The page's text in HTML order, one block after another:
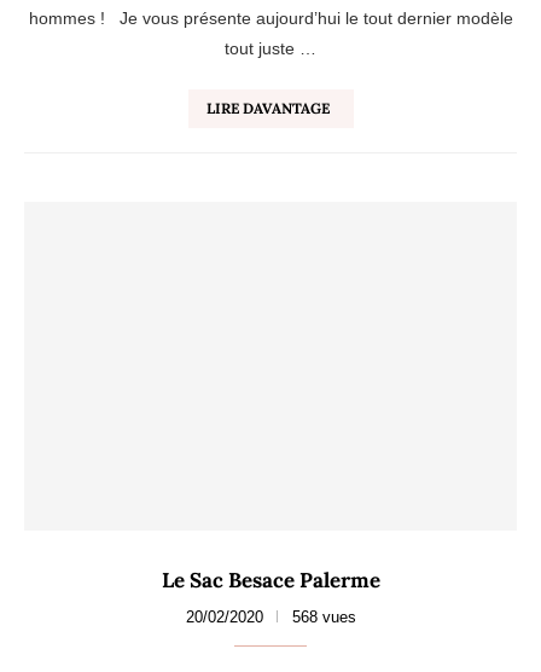
hommes ! Je vous présente aujourd’hui le tout dernier modèle
tout juste …
LIRE DAVANTAGE
Le Sac Besace Palerme
20/02/2020 568 vues